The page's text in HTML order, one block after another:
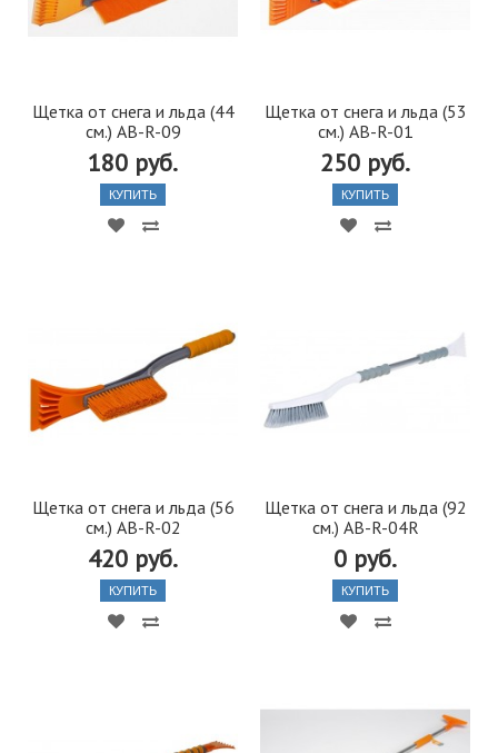
Щетка от снега и льда (44
см.) AB-R-09
180 руб.
КУПИТЬ
Щетка от снега и льда (53
см.) AB-R-01
250 руб.
КУПИТЬ
Щетка от снега и льда (56
см.) AB-R-02
420 руб.
КУПИТЬ
Щетка от снега и льда (92
см.) AB-R-04R
0 руб.
КУПИТЬ